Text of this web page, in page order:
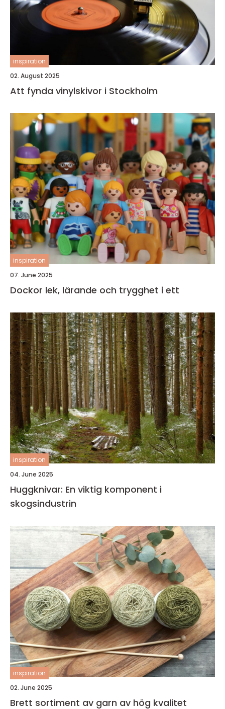
inspiration
02. August 2025
Att fynda vinylskivor i Stockholm
inspiration
07. June 2025
Dockor lek, lärande och trygghet i ett
inspiration
04. June 2025
Huggknivar: En viktig komponent i
skogsindustrin
inspiration
02. June 2025
Brett sortiment av garn av hög kvalitet